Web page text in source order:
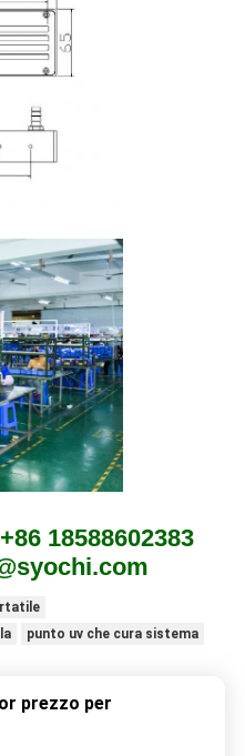
18588602383
punto uv che cura sistema
prezzo per